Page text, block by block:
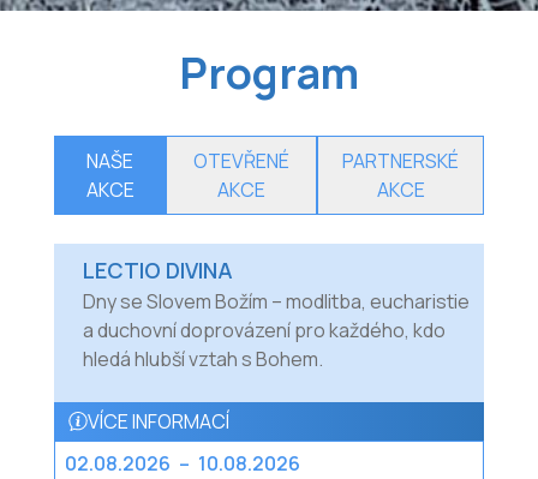
Program
NAŠE
AKCE
OTEVŘENÉ
AKCE
PARTNERSKÉ
AKCE
LECTIO DIVINA
Dny se Slovem Božím – modlitba, eucharistie
a duchovní doprovázení pro každého, kdo
hledá hlubší vztah s Bohem.
VÍCE INFORMACÍ
02.08.2026 – 10.08.2026